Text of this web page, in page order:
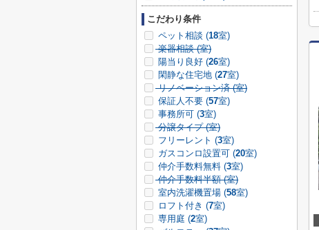
こだわり条件
ペット相談 (18室)
楽器相談 (室)
陽当り良好 (26室)
閑静な住宅地 (27室)
リノベーション済 (室)
保証人不要 (57室)
事務所可 (3室)
分譲タイプ (室)
フリーレント (3室)
ガスコンロ設置可 (20室)
仲介手数料無料 (3室)
仲介手数料半額 (室)
室内洗濯機置場 (58室)
ロフト付き (7室)
専用庭 (2室)